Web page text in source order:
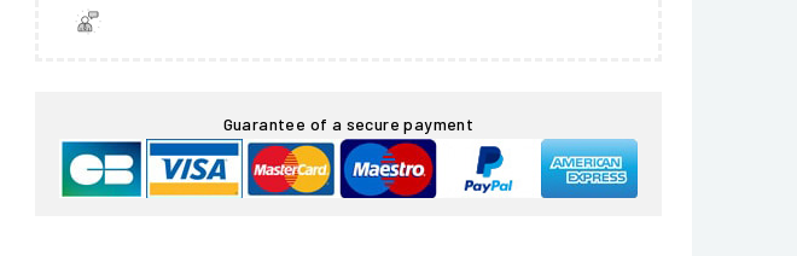
Guarantee of a secure payment